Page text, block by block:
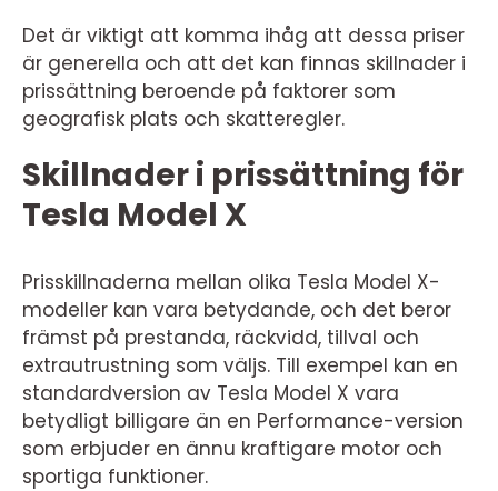
Det är viktigt att komma ihåg att dessa priser
är generella och att det kan finnas skillnader i
prissättning beroende på faktorer som
geografisk plats och skatteregler.
Skillnader i prissättning för
Tesla Model X
Prisskillnaderna mellan olika Tesla Model X-
modeller kan vara betydande, och det beror
främst på prestanda, räckvidd, tillval och
extrautrustning som väljs. Till exempel kan en
standardversion av Tesla Model X vara
betydligt billigare än en Performance-version
som erbjuder en ännu kraftigare motor och
sportiga funktioner.